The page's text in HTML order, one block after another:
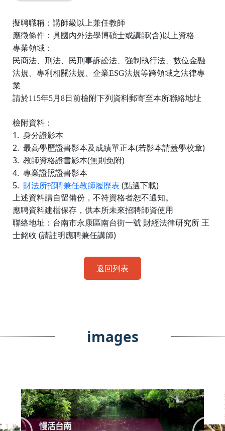
擬聘職稱：講師級以上兼任教師
應徵條件：具國內外法學博碩士或講師(含)以上資格
專業領域：
民商法、刑法、民刑事訴訟法 、強制執行法、 數位金融
法規、專利相關法規、企業ESG法規等跨領域之法律專
業
請於115年5月8日前檢附下列資料郵寄至本所聯絡地址
檢附資料：
1. 身分證影本
2. 最高學歷證書影本及成績單正本(若影本請蓋學校章)
3. 教師資格證書影本(無則免附)
4. 專業證照證書影本
5. 財法所招聘兼任教師履歷表 (點選下載)
上述資料請自留備份，不符資格者恕不通知。
應聘資料建檔保存，供本所未來招聘師資使用
聯絡地址：台南市永康區南台街一號 財經法律研究所 王
士銘收 (請註明應聘兼任講師)
返回列表
images